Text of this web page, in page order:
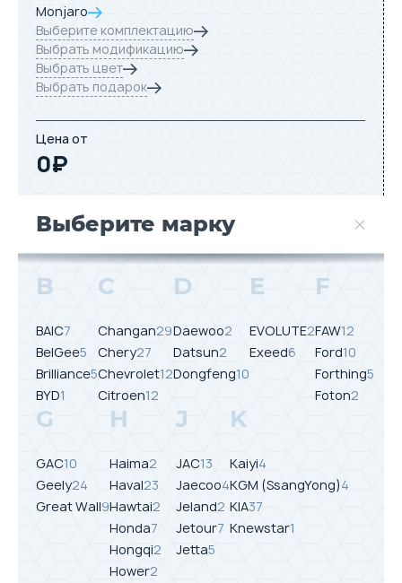
Monjaro
Выберите комплектацию
Выбрать модификацию
Выбрать цвет
Выбрать подарок
Цена от
0₽
Выберите марку
B
BAIC7
BelGee5
Brilliance5
BYD1
C
Changan29
Chery27
Chevrolet12
Citroen12
D
Daewoo2
Datsun2
Dongfeng10
E
EVOLUTE2
Exeed6
F
FAW12
Ford10
Forthing5
Foton2
G
GAC10
Geely24
Great Wall9
H
Haima2
Haval23
Hawtai2
Honda7
Hongqi2
Hower2
J
JAC13
Jaecoo4
Jeland2
Jetour7
Jetta5
K
Kaiyi4
KGM (SsangYong)4
KIA37
Knewstar1